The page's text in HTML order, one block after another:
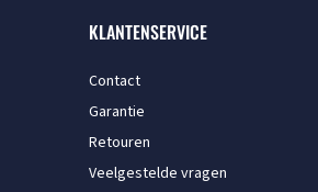
KLANTENSERVICE
Contact
Garantie
Retouren
Veelgestelde vragen